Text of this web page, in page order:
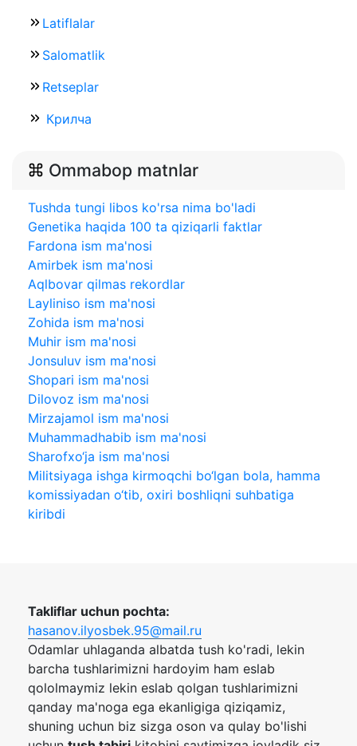
Latiflalar
Salomatlik
Retseplar
Крилча
Ommabop matnlar
Tushda tungi libos ko'rsa nima bo'ladi
Genetika haqida 100 ta qiziqarli faktlar
Fardona ism ma'nosi
Amirbek ism ma'nosi
Aqlbovar qilmas rekordlar
Layliniso ism ma'nosi
Zohida ism ma'nosi
Muhir ism ma'nosi
Jonsuluv ism ma'nosi
Shopari ism ma'nosi
Dilovoz ism ma'nosi
Mirzajamol ism ma'nosi
Muhammadhabib ism ma'nosi
Sharofxo‘ja ism ma'nosi
Militsiyaga ishga kirmoqchi bo‘lgan bola, hamma
komissiyadan o‘tib, oxiri boshliqni suhbatiga
kiribdi
Takliflar uchun pochta:
hasanov.ilyosbek.95@mail.ru
Odamlar uhlaganda albatda tush ko'radi, lekin
barcha tushlarimizni hardoyim ham eslab
qololmaymiz lekin eslab qolgan tushlarimizni
qanday ma'noga ega ekanligiga qiziqamiz,
shuning uchun biz sizga oson va qulay bo'lishi